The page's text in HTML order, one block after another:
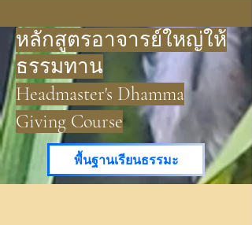
หลักสูตรอาจารย์ใหญ่ให้
ธรรมทาน
Headmaster's Dhamma
Giving Course
พื้นฐานเรียนธรรมะ